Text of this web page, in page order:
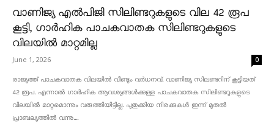
വാണിജ്യ എൽപിജി സിലിണ്ടറുകളുടെ വില 42 രൂപ
കൂട്ടി, ഗാർഹിക പാചകവാതക സിലിണ്ടറുകളുടെ
വിലയിൽ മാറ്റമില്ല
June 1, 2026 0
രാജ്യത്ത് പാചകവാതക വിലയിൽ വീണ്ടും വർധനവ്. വാണിജ്യ സിലണ്ടറിന് കൂട്ടിയത്
42 രൂപ. എന്നാൽ ഗാർഹിക ആവശ്യങ്ങൾക്കുള്ള പാചകവാതക സിലിണ്ടറുകളുടെ
വിലയിൽ മാറ്റമൊന്നും വരുത്തിയിട്ടില്ല. പുതുക്കിയ നിരക്കുകൾ ഇന്ന് മുതൽ
പ്രാബല്യത്തിൽ വന്നു....